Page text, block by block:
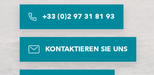
+33 (0)2 97 31 81 93
KONTAKTIEREN SIE UNS